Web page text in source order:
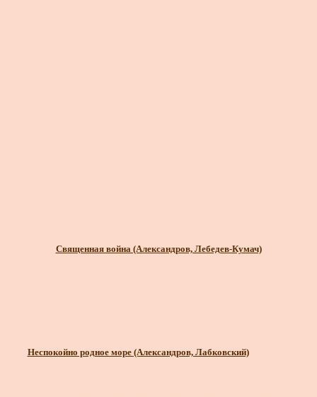
Священная война (Александров, Лебедев-Кумач)
Неспокойно родное море (Александров, Лабковский)